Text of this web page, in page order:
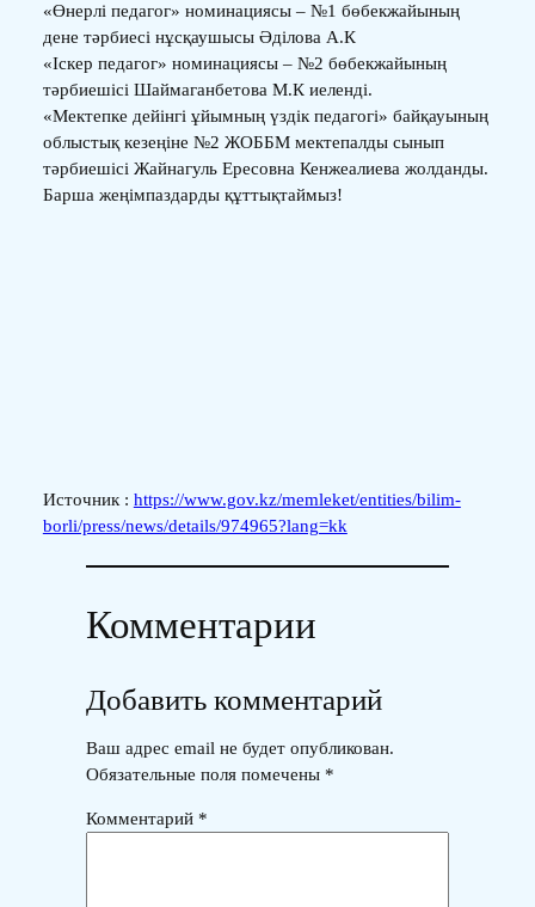
«Өнерлі педагог» номинациясы – №1 бөбекжайының
дене тәрбиесі нұсқаушысы Әділова А.К
«Іскер педагог» номинациясы – №2 бөбекжайының
тәрбиешісі Шаймаганбетова М.К иеленді.
«Мектепке дейінгі ұйымның үздік педагогі» байқауының
облыстық кезеңіне №2 ЖОББМ мектепалды сынып
тәрбиешісі Жайнагуль Ересовна Кенжеалиева жолданды.
Барша жеңімпаздарды құттықтаймыз!
Источник : https://www.gov.kz/memleket/entities/bilim-
borli/press/news/details/974965?lang=kk
Комментарии
Добавить комментарий
Ваш адрес email не будет опубликован.
Обязательные поля помечены *
Комментарий *